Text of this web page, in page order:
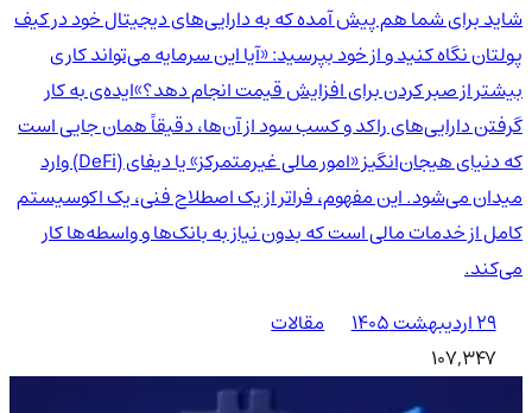
شاید برای شما هم پیش آمده که به دارایی‌های دیجیتال خود در کیف
پولتان نگاه کنید و از خود بپرسید: «آیا این سرمایه می‌تواند کاری
بیشتر از صبر کردن برای افزایش قیمت انجام دهد؟»ایده‌ی به کار
گرفتن دارایی‌های راکد و کسب سود از آن‌ها، دقیقاً همان جایی است
که دنیای هیجان‌انگیز «امور مالی غیرمتمرکز» یا دیفای (DeFi) وارد
میدان می‌شود. این مفهوم، فراتر از یک اصطلاح فنی، یک اکوسیستم
کامل از خدمات مالی است که بدون نیاز به بانک‌ها و واسطه‌ها کار
می‌کند.
۲۹ اردیبهشت ۱۴۰۵
مقالات
107,347